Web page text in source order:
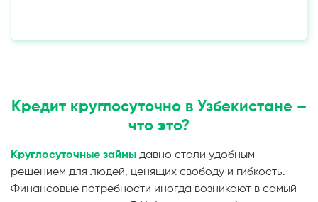
Кредит круглосуточно в Узбекистане –
что это?
Круглосуточные займы давно стали удобным
решением для людей, ценящих свободу и гибкость.
Финансовые потребности иногда возникают в самый